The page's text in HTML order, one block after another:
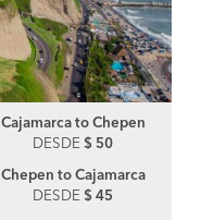
Cajamarca to Chepen
DESDE $ 50
Chepen to Cajamarca
DESDE $ 45